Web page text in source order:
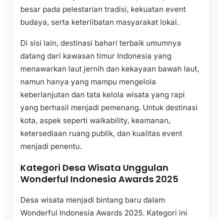
besar pada pelestarian tradisi, kekuatan event
budaya, serta keterlibatan masyarakat lokal.
Di sisi lain, destinasi bahari terbaik umumnya
datang dari kawasan timur Indonesia yang
menawarkan laut jernih dan kekayaan bawah laut,
namun hanya yang mampu mengelola
keberlanjutan dan tata kelola wisata yang rapi
yang berhasil menjadi pemenang. Untuk destinasi
kota, aspek seperti walkability, keamanan,
ketersediaan ruang publik, dan kualitas event
menjadi penentu.
Kategori Desa Wisata Unggulan
Wonderful Indonesia Awards 2025
Desa wisata menjadi bintang baru dalam
Wonderful Indonesia Awards 2025. Kategori ini